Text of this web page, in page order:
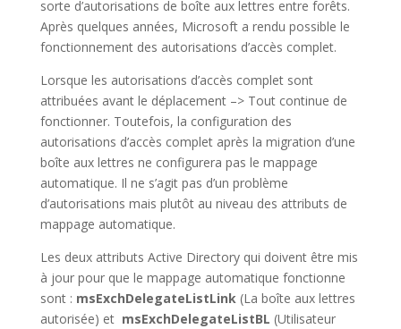
sorte d’autorisations de boîte aux lettres entre forêts.
Après quelques années, Microsoft a rendu possible le
fonctionnement des autorisations d’accès complet.
Lorsque les autorisations d’accès complet sont
attribuées avant le déplacement –> Tout continue de
fonctionner. Toutefois, la configuration des
autorisations d’accès complet après la migration d’une
boîte aux lettres ne configurera pas le mappage
automatique. Il ne s’agit pas d’un problème
d’autorisations mais plutôt au niveau des attributs de
mappage automatique.
Les deux attributs Active Directory qui doivent être mis
à jour pour que le mappage automatique fonctionne
sont : msExchDelegateListLink(La boîte aux lettres
autorisée) et msExchDelegateListBL (Utilisateur